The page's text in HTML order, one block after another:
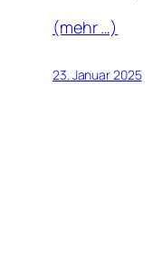
(mehr …)
23. Januar 2025